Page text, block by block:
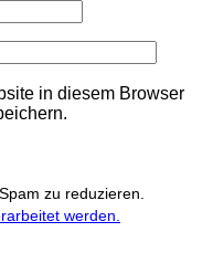
in diesem Browser
zu reduzieren.
werden.